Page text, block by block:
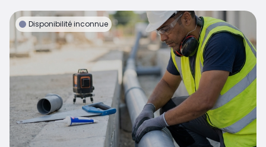
Disponibilité inconnue